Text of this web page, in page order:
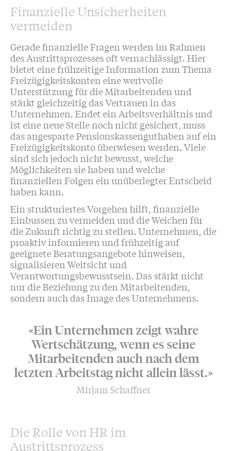
Finanzielle Unsicherheiten
vermeiden
Gerade finanzielle Fragen werden im Rahmen
des Austrittsprozesses oft vernachlässigt. Hier
bietet eine frühzeitige Information zum Thema
Freizügigkeitskonten eine wertvolle
Unterstützung für die Mitarbeitenden und
stärkt gleichzeitig das Vertrauen in das
Unternehmen. Endet ein Arbeitsverhältnis und
ist eine neue Stelle noch nicht gesichert, muss
das angesparte Pensionskassenguthaben auf ein
Freizügigkeitskonto überwiesen werden. Viele
sind sich jedoch nicht bewusst, welche
Möglichkeiten sie haben und welche
finanziellen Folgen ein unüberlegter Entscheid
haben kann.
Ein strukturiertes Vorgehen hilft, finanzielle
Einbussen zu vermeiden und die Weichen für
die Zukunft richtig zu stellen. Unternehmen, die
proaktiv informieren und frühzeitig auf
geeignete Beratungsangebote hinweisen,
signalisieren Weitsicht und
Verantwortungsbewusstsein. Das stärkt nicht
nur die Beziehung zu den Mitarbeitenden,
sondern auch das Image des Unternehmens.
«Ein Unternehmen zeigt wahre
Wertschätzung, wenn es seine
Mitarbeitenden auch nach dem
letzten Arbeitstag nicht allein lässt.»
Mirjam Schaffner
Die Rolle von HR im
Austrittsprozess